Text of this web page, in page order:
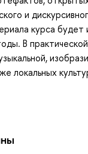
и
курса
В
локальных